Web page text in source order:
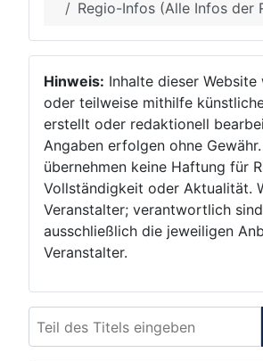
Regio-Infos (Alle Infos der
Hinweis: Inhalte dieser Website
oder teilweise mithilfe
erstellt oder redaktionell
Angaben erfolgen ohne
übernehmen keine Haftung für
Vollständigkeit oder Aktualität.
Veranstalter; verantwortlich sind
ausschließlich die jeweiligen
Veranstalter.